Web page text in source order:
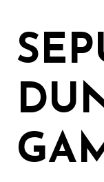
konten